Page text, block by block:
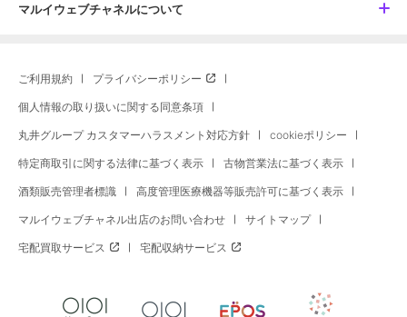
マルイウェブチャネルについて
ご利用規約 プライバシーポリシー
個人情報の取り扱いに関する同意条項
丸井グループ カスタマーハラスメント対応方針 cookieポリシー
特定商取引に関する法律に基づく表示 古物営業法に基づく表示
酒類販売管理者標識 高度管理医療機器等販売許可に基づく表示
マルイウェブチャネル出店のお問い合わせ サイトマップ
宅配買取サービス 宅配収納サービス